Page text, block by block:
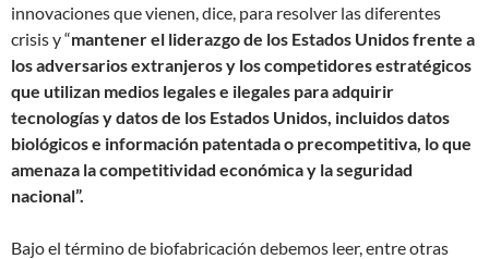
innovaciones que vienen, dice, para resolver las diferentes
crisis y “mantener el liderazgo de los Estados Unidos frente a
los adversarios extranjeros y los competidores estratégicos
que utilizan medios legales e ilegales para adquirir
tecnologías y datos de los Estados Unidos, incluidos datos
biológicos e información patentada o precompetitiva, lo que
amenaza la competitividad económica y la seguridad
nacional”.
Bajo el término de biofabricación debemos leer, entre otras